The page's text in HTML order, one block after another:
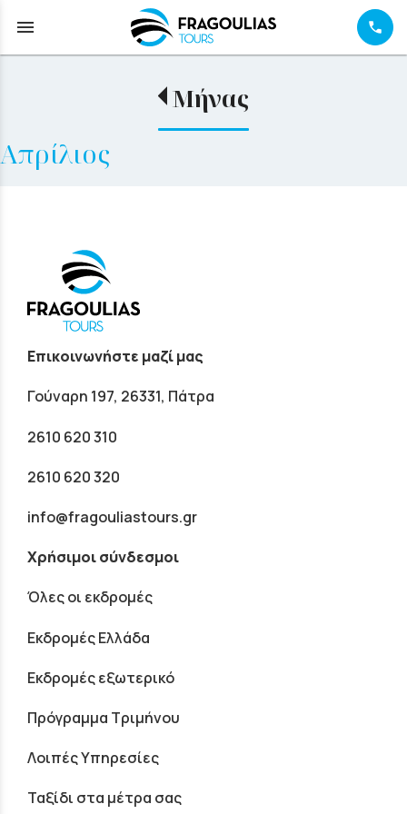
menu
Μήνας
Απρίλιος
Επικοινωνήστε μαζί μας
Γούναρη 197, 26331, Πάτρα
2610 620 310
2610 620 320
info@fragouliastours.gr
Χρήσιμοι σύνδεσμοι
Όλες οι εκδρομές
Εκδρομές Ελλάδα
Εκδρομές εξωτερικό
Πρόγραμμα Τριμήνου
Λοιπές Υπηρεσίες
Ταξίδι στα μέτρα σας